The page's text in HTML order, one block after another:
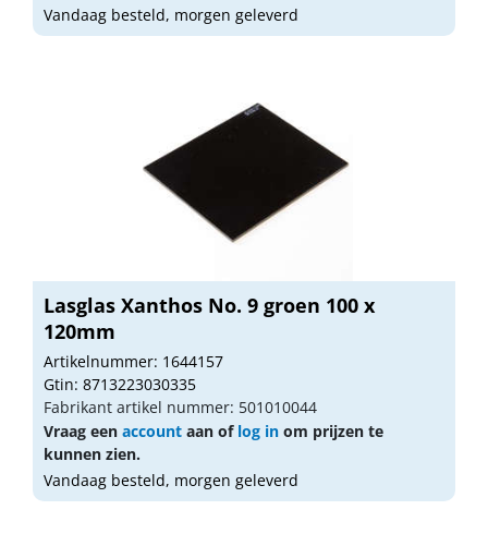
Vandaag besteld, morgen geleverd
Lasglas Xanthos No. 9 groen 100 x
120mm
Artikelnummer: 1644157
Gtin: 8713223030335
Fabrikant artikel nummer: 501010044
Vraag een account aan of log in om prijzen te
kunnen zien.
Vandaag besteld, morgen geleverd